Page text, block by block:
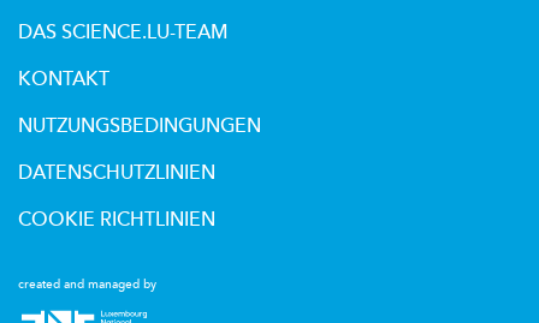
created and managed by
DAS SCIENCE.LU-TEAM
KONTAKT
NUTZUNGSBEDINGUNGEN
DATENSCHUTZLINIEN
COOKIE RICHTLINIEN